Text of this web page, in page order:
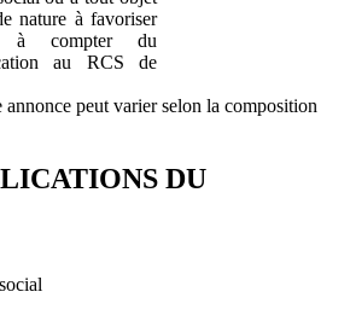
nature à favoriser
à compter du
au RCS de
peut varier selon la composition
DU